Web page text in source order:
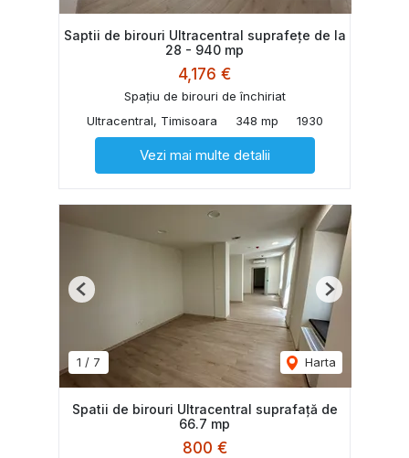
Saptii de birouri Ultracentral suprafețe de la
28 - 940 mp
4,176 €
Spațiu de birouri de închiriat
Ultracentral, Timisoara
348 mp 1930
Vezi mai multe detalii
1 / 7 Harta
Previous Next
Spatii de birouri Ultracentral suprafață de
66.7 mp
800 €